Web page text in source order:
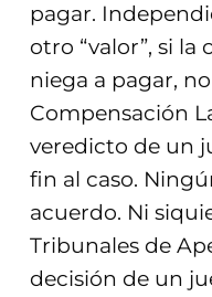
pagar.
otro “valor”, si
niega a pagar,
Compensación
veredicto de un
fin al caso.
acuerdo. Ni
Tribunales de
decisión de un